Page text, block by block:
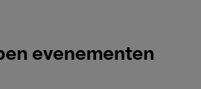
evenementen